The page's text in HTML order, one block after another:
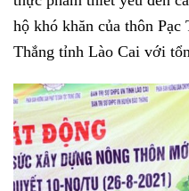
hộ khó khăn của thôn
Thắng tỉnh Lào Cai với